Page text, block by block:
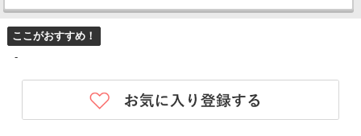
ここがおすすめ！
-